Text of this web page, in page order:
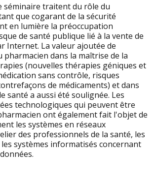
séminaire traitent du rôle du
que cogarant de la sécurité
en lumière la préoccupation
de santé publique lié à la vente de
Internet. La valeur ajoutée de
dans la maîtrise de la
(nouvelles thérapies géniques et
sans contrôle, risques
de médicaments) et dans
santé a aussi été soulignée. Les
technologiques qui peuvent être
ont également fait l'objet de
les systèmes en réseaux
des professionnels de la santé, les
systèmes informatisés concernant